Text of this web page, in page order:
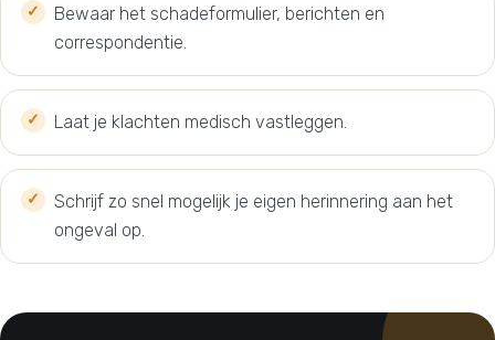
Bewaar het schadeformulier, berichten en
correspondentie.
Laat je klachten medisch vastleggen.
Schrijf zo snel mogelijk je eigen herinnering aan het
ongeval op.